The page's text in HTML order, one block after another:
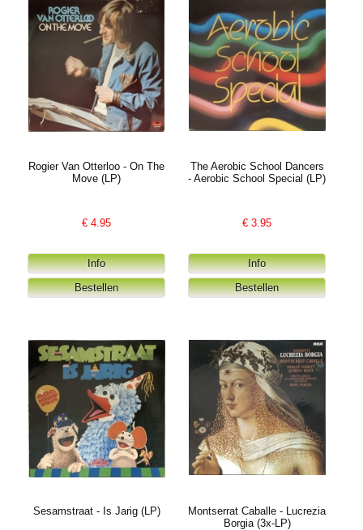
Rogier Van Otterloo - On The
Move (LP)
€4.95
The Aerobic School Dancers
- Aerobic School Special (LP)
€3.95
Sesamstraat - Is Jarig (LP)
Montserrat Caballe - Lucrezia
Borgia (3x-LP)